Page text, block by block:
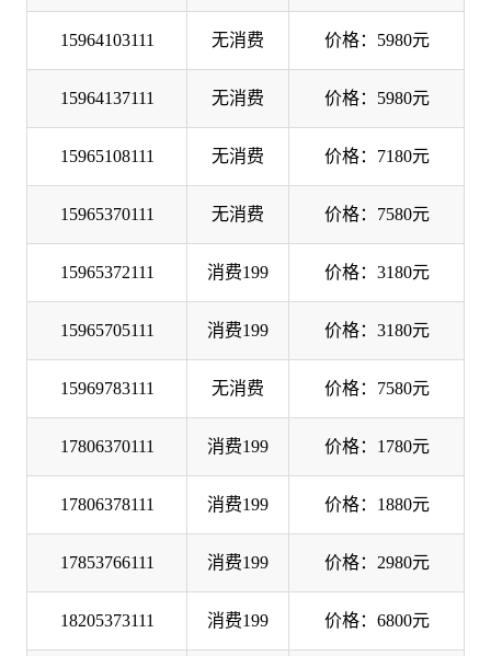
15964103111 无消费 价格：5980元
15964137111 无消费 价格：5980元
15965108111 无消费 价格：7180元
15965370111 无消费 价格：7580元
15965372111 消费199 价格：3180元
15965705111 消费199 价格：3180元
15969783111 无消费 价格：7580元
17806370111 消费199 价格：1780元
17806378111 消费199 价格：1880元
17853766111 消费199 价格：2980元
18205373111 消费199 价格：6800元